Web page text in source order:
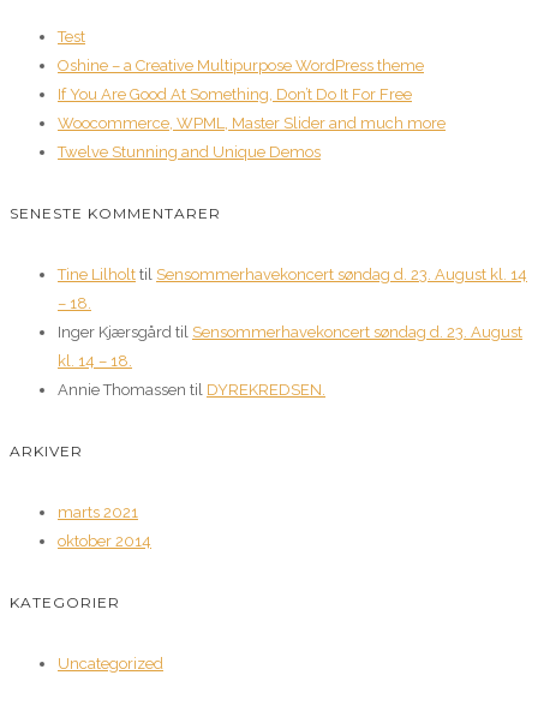
Test
Oshine – a Creative Multipurpose WordPress theme
If You Are Good At Something, Don’t Do It For Free
Woocommerce, WPML, Master Slider and much more
Twelve Stunning and Unique Demos
SENESTE KOMMENTARER
Tine Lilholt til Sensommerhavekoncert søndag d. 23. August kl. 14
– 18.
Inger Kjærsgård til Sensommerhavekoncert søndag d. 23. August
kl. 14 – 18.
Annie Thomassen til DYREKREDSEN.
ARKIVER
marts 2021
oktober 2014
KATEGORIER
Uncategorized